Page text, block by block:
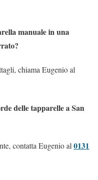
manuale in una
chiama Eugenio al
delle tapparelle a San
contatta Eugenio al 0131